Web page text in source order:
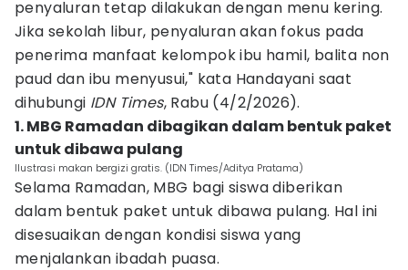
penyaluran tetap dilakukan dengan menu kering.
Jika sekolah libur, penyaluran akan fokus pada
penerima manfaat kelompok ibu hamil, balita non
paud dan ibu menyusui," kata Handayani saat
dihubungi IDN Times, Rabu (4/2/2026).
1. MBG Ramadan dibagikan dalam bentuk paket
untuk dibawa pulang
Ilustrasi makan bergizi gratis. (IDN Times/Aditya Pratama)
Selama Ramadan, MBG bagi siswa diberikan
dalam bentuk paket untuk dibawa pulang. Hal ini
disesuaikan dengan kondisi siswa yang
menjalankan ibadah puasa.